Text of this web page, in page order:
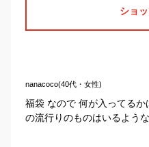
ショ
nanacoco(40代・女性)
福袋 なので 何が入ってる
の流行りのものはいるよう